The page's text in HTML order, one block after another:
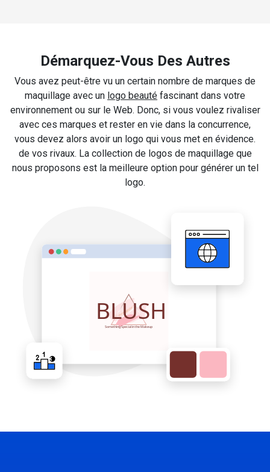
Démarquez-Vous Des Autres
Vous avez peut-être vu un certain nombre de marques de
maquillage avec un logo beauté fascinant dans votre
environnement ou sur le Web. Donc, si vous voulez rivaliser
avec ces marques et rester en vie dans la concurrence,
vous devez alors avoir un logo qui vous met en évidence.
de vos rivaux. La collection de logos de maquillage que
nous proposons est la meilleure option pour générer un tel
logo.